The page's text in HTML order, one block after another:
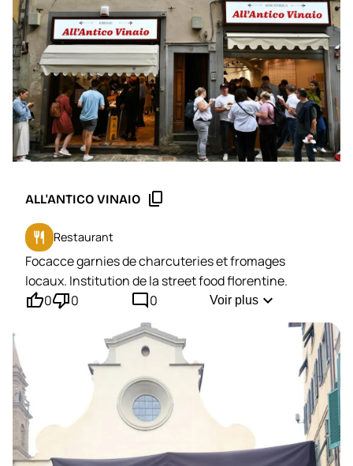
ALL'ANTICO VINAIO content_copy
restaurant Restaurant
Focacce garnies de charcuteries et fromages
locaux. Institution de la street food florentine.
thumb_up'0thumb_down'0 mode_comment0 Voir plus expand_more